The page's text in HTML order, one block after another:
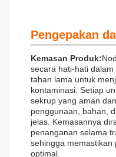
Pengepakan
Kemasan Produk:
secara hati-hati
tahan lama untuk
kontaminasi. Setiap
sekrup yang aman
penggunaan, bahan,
jelas. Kemasannya
penanganan selama
sehingga memastikan
optimal.